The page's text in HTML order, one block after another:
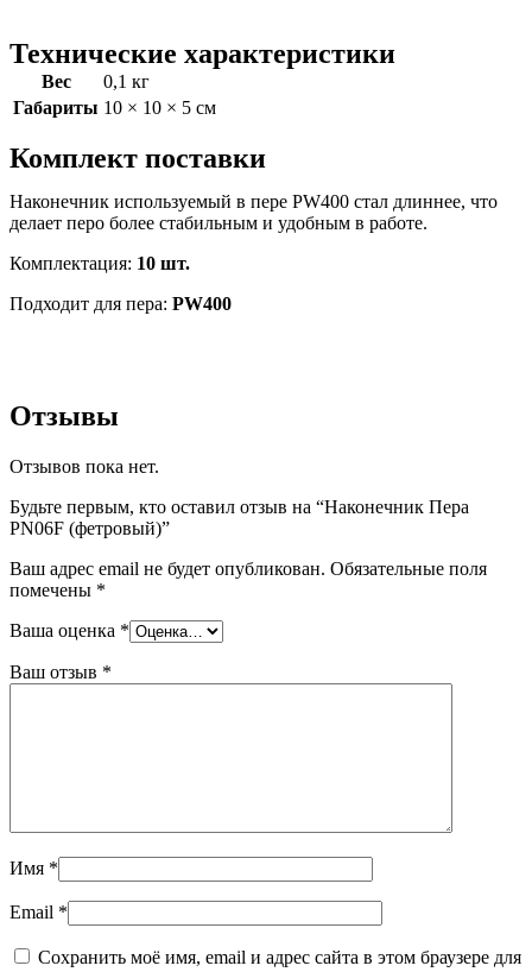
Технические характеристики
Вес
0,1 кг
Габариты 10 × 10 × 5 см
Комплект поставки
Наконечник используемый в пере PW400 стал длиннее, что
делает перо более стабильным и удобным в работе.
Комплектация: 10 шт.
Подходит для пера: PW400
Отзывы
Отзывов пока нет.
Будьте первым, кто оставил отзыв на “Наконечник Пера
PN06F (фетровый)”
Ваш адрес email не будет опубликован. Обязательные поля
помечены *
Ваша оценка *
Ваш отзыв *
Имя *
Email *
Сохранить моё имя, email и адрес сайта в этом браузере для